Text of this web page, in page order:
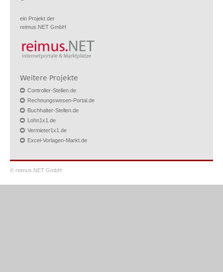
ein Projekt der
reimus.NET GmbH
Weitere Projekte
Controller-Stellen.de
Rechnungswesen-Portal.de
Buchhalter-Stellen.de
Lohn1x1.de
Vermieter1x1.de
Excel-Vorlagen-Markt.de
© reimus.NET GmbH